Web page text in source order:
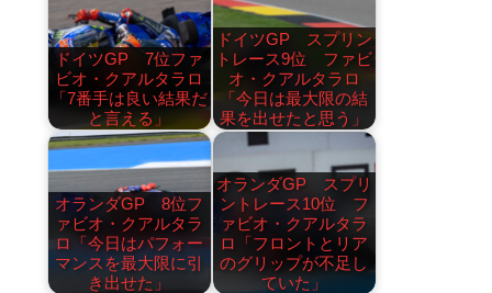
ドイツGP 7位ファ
ビオ・クアルタラロ
「7番手は良い結果だ
と言える」
ドイツGP スプリン
トレース9位 ファビ
オ・クアルタラロ
「今日は最大限の結
果を出せたと思う」
オランダGP 8位フ
ァビオ・クアルタラ
ロ「今日はパフォー
マンスを最大限に引
き出せた」
オランダGP スプリ
ントレース10位 フ
ァビオ・クアルタラ
ロ「フロントとリア
のグリップが不足し
ていた」